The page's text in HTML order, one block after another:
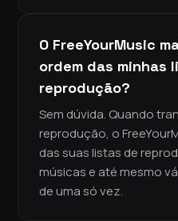
O FreeYourMusic
ordem das minhas
reprodução?
Sem dúvida. Quando
reprodução, o
das suas listas de
músicas e até mesmo
de uma só vez.